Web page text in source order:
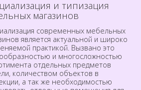
и типизация
магазинов
современных мебельных
является актуальной и широко
практикой. Вызвано это
и многосложностью
отдельных предметов
количеством объектов в
а так же необходимостью